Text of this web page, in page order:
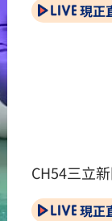
現正
CH54三立
現正